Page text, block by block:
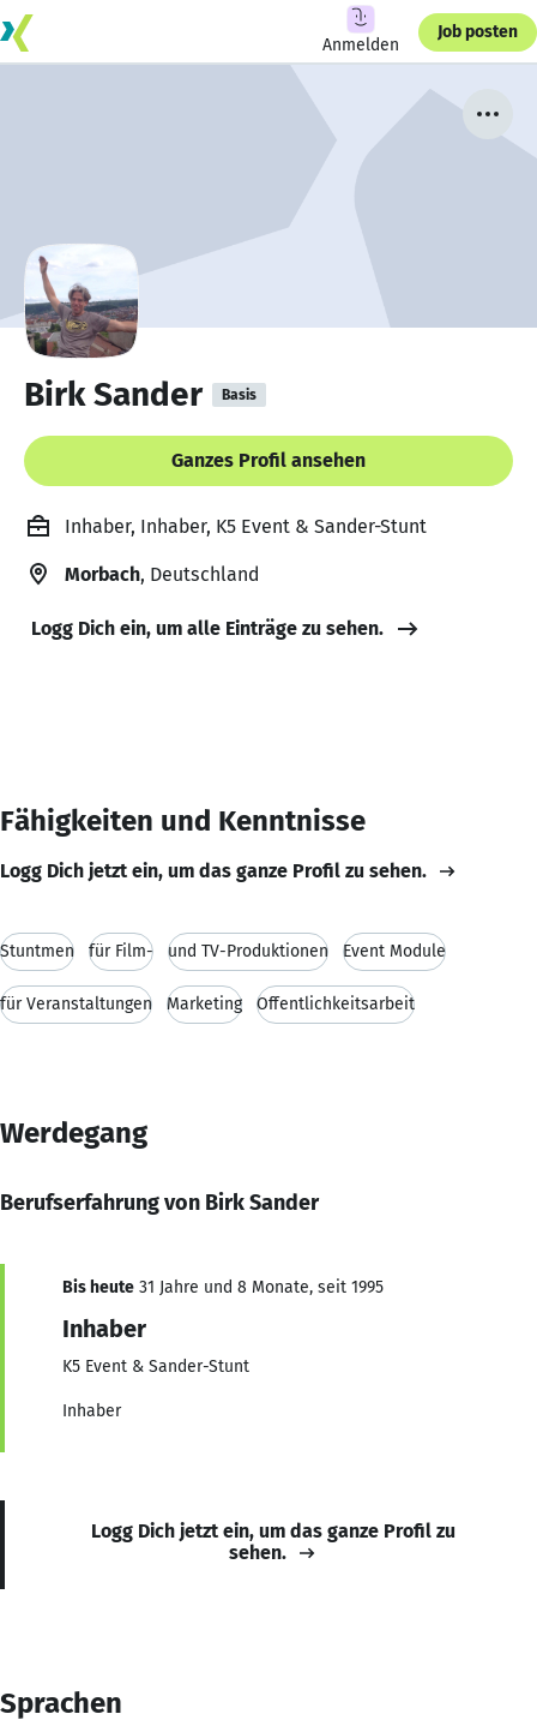
Anmelden
Job posten
Birk Sander Basis
Ganzes Profil ansehen
Inhaber, Inhaber, K5 Event & Sander-Stunt
Morbach, Deutschland
Logg Dich ein, um alle Einträge zu sehen.
Fähigkeiten und Kenntnisse
Logg Dich jetzt ein, um das ganze Profil zu sehen.
Stuntmen für Film- und TV-Produktionen Event Module
für Veranstaltungen Marketing Öffentlichkeitsarbeit
Werdegang
Berufserfahrung von Birk Sander
Bis heute 31 Jahre und 8 Monate, seit 1995
Inhaber
K5 Event & Sander-Stunt
Inhaber
Logg Dich jetzt ein, um das ganze Profil zu
sehen.
Sprachen